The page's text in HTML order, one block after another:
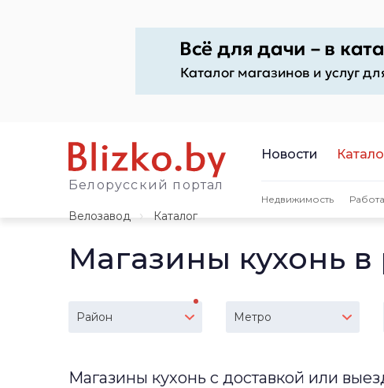
Белорусский портал
Новости
Недвижимость Работа
Велозавод
Каталог
Магазины кухонь
Район Метро
Магазины кухонь с доставкой или